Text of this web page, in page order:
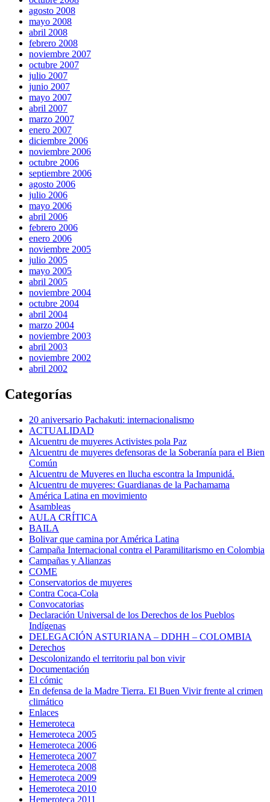
agosto 2008
mayo 2008
abril 2008
febrero 2008
noviembre 2007
octubre 2007
julio 2007
junio 2007
mayo 2007
abril 2007
marzo 2007
enero 2007
diciembre 2006
noviembre 2006
octubre 2006
septiembre 2006
agosto 2006
julio 2006
mayo 2006
abril 2006
febrero 2006
enero 2006
noviembre 2005
julio 2005
mayo 2005
abril 2005
noviembre 2004
octubre 2004
abril 2004
marzo 2004
noviembre 2003
abril 2003
noviembre 2002
abril 2002
Categorías
20 aniversario Pachakuti: internacionalismo
ACTUALIDAD
Alcuentru de muyeres Activistes pola Paz
Alcuentru de muyeres defensoras de la Soberanía para el Bien
Común
Alcuentru de Muyeres en llucha escontra la Impunidá.
Alcuentru de muyeres: Guardianas de la Pachamama
América Latina en movimiento
Asambleas
AULA CRÍTICA
BAILA
Bolivar que camina por América Latina
Campaña Internacional contra el Paramilitarismo en Colombia
Campañas y Alianzas
COME
Conservatorios de muyeres
Contra Coca-Cola
Convocatorias
Declaración Universal de los Derechos de los Pueblos
Indígenas
DELEGACIÓN ASTURIANA – DDHH – COLOMBIA
Derechos
Descolonizando el territoriu pal bon vivir
Documentación
El cómic
En defensa de la Madre Tierra. El Buen Vivir frente al crimen
climático
Enlaces
Hemeroteca
Hemeroteca 2005
Hemeroteca 2006
Hemeroteca 2007
Hemeroteca 2008
Hemeroteca 2009
Hemeroteca 2010
Hemeroteca 2011